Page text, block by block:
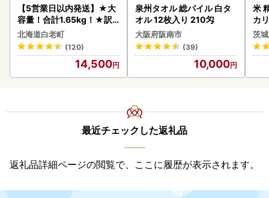
【5営業日以内発送】★大
容量！合計1.65kg！★訳
あり・牛の里ビーフハンバ
ーグ(110ｇ5枚入）×3 AG
058
北海道白老町
(120)
14,500
泉州タオル 総パイル 白タ
オル 12枚入り 210匁
大阪府阪南市
(39)
10,000
米
カ
茨
最近チェックした返礼品
返礼品詳細ページの閲覧で、ここに履歴が表示されます。